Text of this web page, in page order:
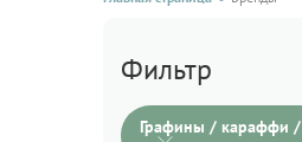
Фильтр
Графины / караффи /